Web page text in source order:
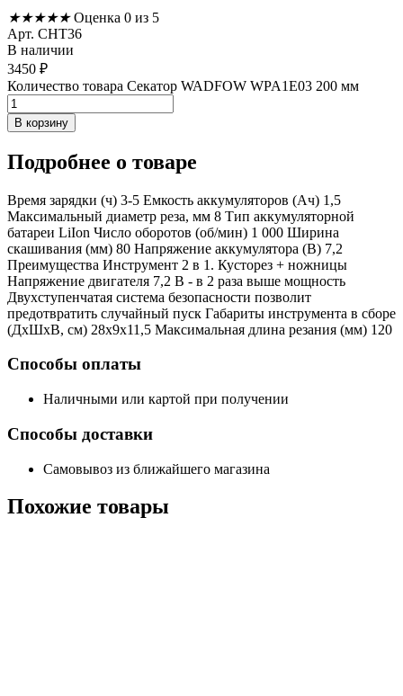
★★★★★ Оценка 0 из 5
Арт. CHT36
В наличии
3450 ₽
Количество товара Секатор WADFOW WPA1E03 200 мм
В корзину
Подробнее о товаре
Время зарядки (ч) 3-5 Емкость аккумуляторов (Ач) 1,5
Максимальный диаметр реза, мм 8 Тип аккумуляторной
батареи LiIon Число оборотов (об/мин) 1 000 Ширина
скашивания (мм) 80 Напряжение аккумулятора (В) 7,2
Преимущества Инструмент 2 в 1. Кусторез + ножницы
Напряжение двигателя 7,2 В - в 2 раза выше мощность
Двухступенчатая система безопасности позволит
предотвратить случайный пуск Габариты инструмента в сборе
(ДхШхВ, см) 28x9x11,5 Максимальная длина резания (мм) 120
Способы оплаты
Наличными или картой при получении
Способы доставки
Самовывоз из ближайшего магазина
Похожие товары